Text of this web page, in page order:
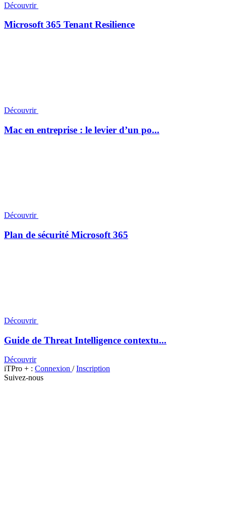
Découvrir
Microsoft 365 Tenant Resilience
Découvrir
Mac en entreprise : le levier d’un po...
Découvrir
Plan de sécurité Microsoft 365
Découvrir
Guide de Threat Intelligence contextu...
Découvrir
iTPro + : Connexion /Inscription
Suivez-nous